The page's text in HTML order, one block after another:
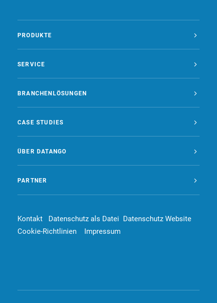
PRODUKTE
SERVICE
BRANCHENLÖSUNGEN
CASE STUDIES
ÜBER DATANGO
PARTNER
Kontakt Datenschutz als Datei Datenschutz Website
Cookie-Richtlinien
Impressum